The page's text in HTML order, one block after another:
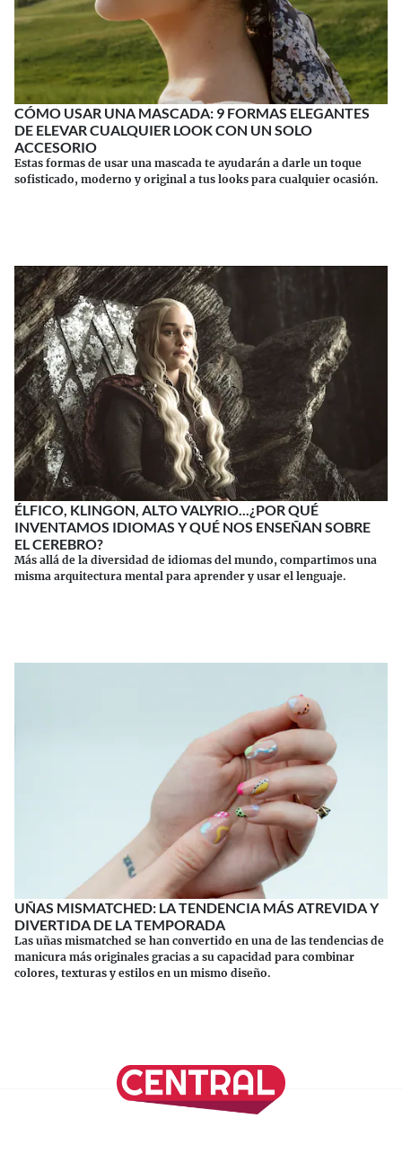
CÓMO USAR UNA MASCADA: 9 FORMAS ELEGANTES
DE ELEVAR CUALQUIER LOOK CON UN SOLO
ACCESORIO
Estas formas de usar una mascada te ayudarán a darle un toque
sofisticado, moderno y original a tus looks para cualquier ocasión.
ÉLFICO, KLINGON, ALTO VALYRIO...¿POR QUÉ
INVENTAMOS IDIOMAS Y QUÉ NOS ENSEÑAN SOBRE
EL CEREBRO?
Más allá de la diversidad de idiomas del mundo, compartimos una
misma arquitectura mental para aprender y usar el lenguaje.
UÑAS MISMATCHED: LA TENDENCIA MÁS ATREVIDA Y
DIVERTIDA DE LA TEMPORADA
Las uñas mismatched se han convertido en una de las tendencias de
manicura más originales gracias a su capacidad para combinar
colores, texturas y estilos en un mismo diseño.